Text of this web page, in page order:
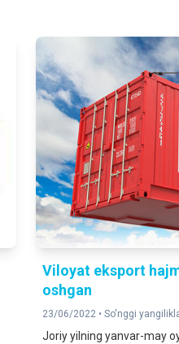
Viloyat eksport
oshgan
23/06/2022 •So'nggi
Joriy yilning yanvar-may